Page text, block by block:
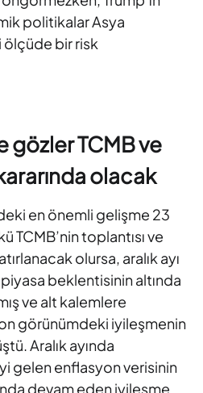
politikalar Asya
bir risk
gözler TCMB ve
olacak
en önemli gelişme 23
TCMB’nin toplantısı ve
olursa, aralık ayı
piyasa beklentisinin altında
ve alt kalemlere
görünümdeki iyileşmenin
Aralık ayında
gelen enflasyon verisinin
devam eden iyileşme